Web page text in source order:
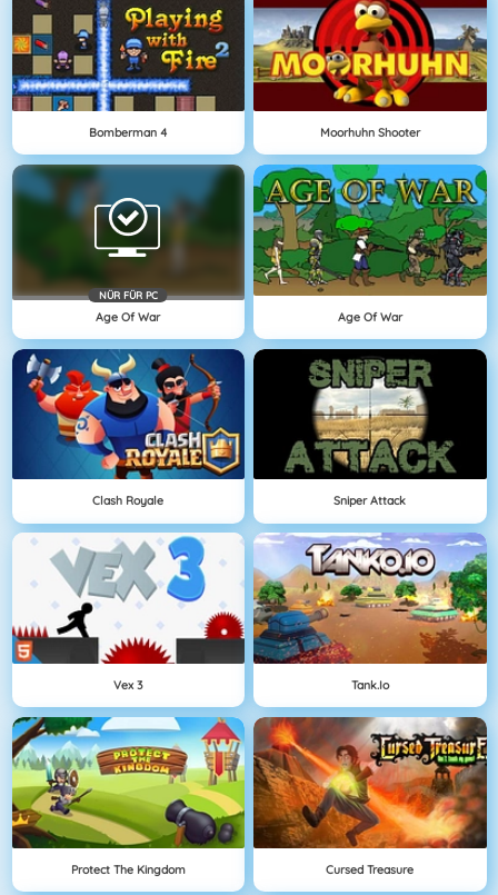
Bomberman 4 Moorhuhn Shooter
NÜR FÜR PC
Age Of War Age Of War
Clash Royale Sniper Attack
Vex 3 Tank.io
Protect The Kingdom Cursed Treasure